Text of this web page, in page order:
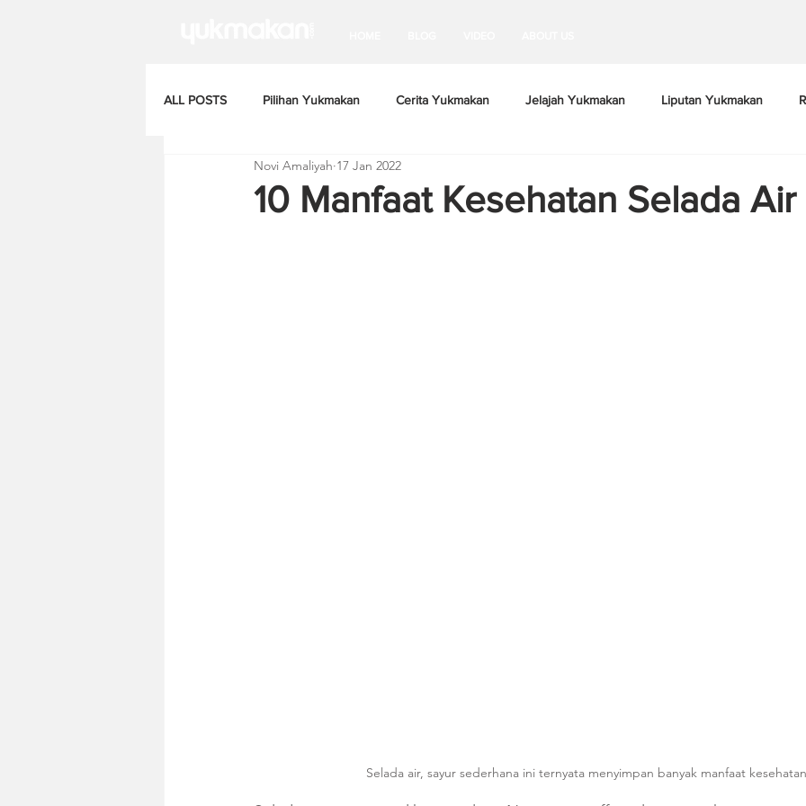
ALL POSTS Pilihan Yukmakan Cerita Yukmakan Jelajah Yukmakan Liputan Yukmakan
10 Manfaat Kesehatan Selada Air
Novi Amaliyah 17 Jan 2022
Selada air, sayur sederhana ini ternyata menyimpan banyak manfaat kesehatan